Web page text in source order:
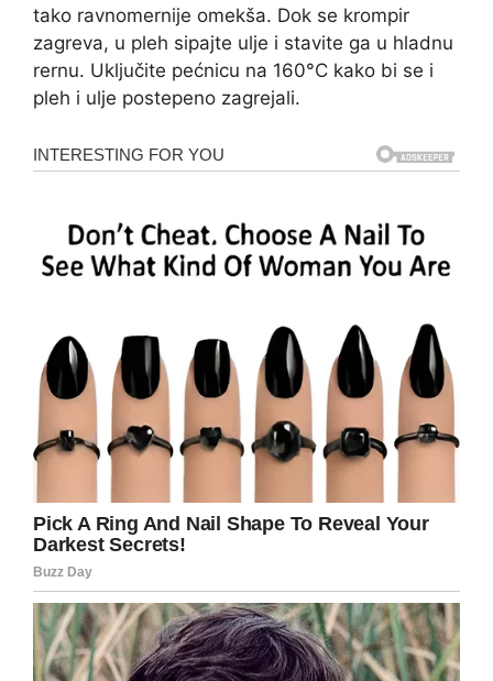
tako ravnomernije omekša. Dok se krompir
zagreva, u pleh sipajte ulje i stavite ga u hladnu
rernu. Uključite pećnicu na 160°C kako bi se i
pleh i ulje postepeno zagrejali.